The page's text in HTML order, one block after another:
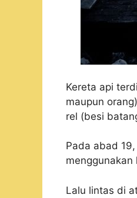
Kereta api
maupun
rel (besi
Pada abad
Lalu lintas di